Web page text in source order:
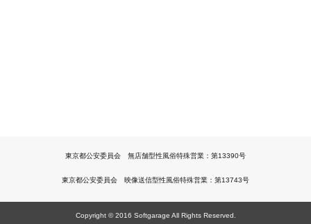
東京都公安委員会 無店舗型性風俗特殊営業：第13390号
東京都公安委員会 映像送信型性風俗特殊営業：第13743号
Copyright © 2016 Softgarage All Rights Reserved.